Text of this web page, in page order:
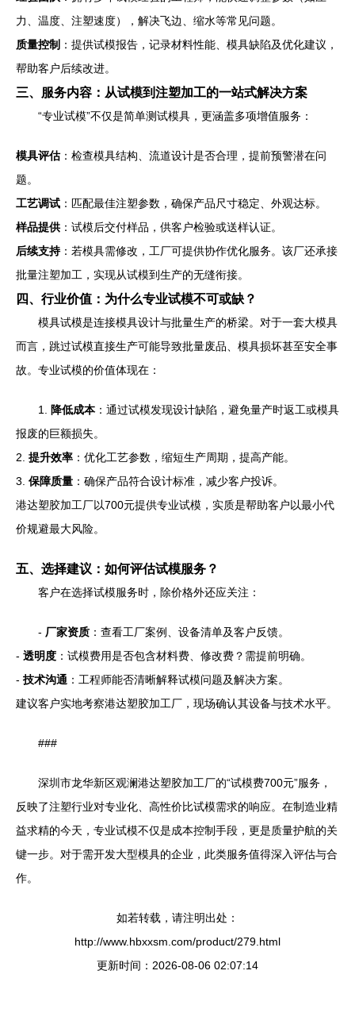
力、温度、注塑速度），解决飞边、缩水等常见问题。
质量控制 ：提供试模报告，记录材料性能、模具缺陷及优化建议，
帮助客户后续改进。
三、服务内容：从试模到注塑加工的一站式解决方案
“专业试模”不仅是简单测试模具，更涵盖多项增值服务：
模具评估：检查模具结构、流道设计是否合理，提前预警潜在问
题。
工艺调试 ：匹配最佳注塑参数，确保产品尺寸稳定、外观达标。
样品提供：试模后交付样品，供客户检验或送样认证。
后续支持：若模具需修改，工厂可提供协作优化服务。该厂还承接
批量注塑加工，实现从试模到生产的无缝衔接。
四、行业价值：为什么专业试模不可或缺？
模具试模是连接模具设计与批量生产的桥梁。对于一套大模具
而言，跳过试模直接生产可能导致批量废品、模具损坏甚至安全事
故。专业试模的价值体现在：
1. 降低成本：通过试模发现设计缺陷，避免量产时返工或模具
报废的巨额损失。
2. 提升效率 ：优化工艺参数，缩短生产周期，提高产能。
3. 保障质量 ：确保产品符合设计标准，减少客户投诉。
港达塑胶加工厂以700元提供专业试模，实质是帮助客户以最小代
价规避最大风险。
五、选择建议：如何评估试模服务？
客户在选择试模服务时，除价格外还应关注：
- 厂家资质 ：查看工厂案例、设备清单及客户反馈。
- 透明度 ：试模费用是否包含材料费、修改费？需提前明确。
- 技术沟通 ：工程师能否清晰解释试模问题及解决方案。
建议客户实地考察港达塑胶加工厂，现场确认其设备与技术水平。
###
深圳市龙华新区观澜港达塑胶加工厂的“试模费700元”服务，
反映了注塑行业对专业化、高性价比试模需求的响应。在制造业精
益求精的今天，专业试模不仅是成本控制手段，更是质量护航的关
键一步。对于需开发大型模具的企业，此类服务值得深入评估与合
作。
如若转载，请注明出处：
http://www.hbxxsm.com/product/279.html
更新时间：2026-08-06 02:07:14